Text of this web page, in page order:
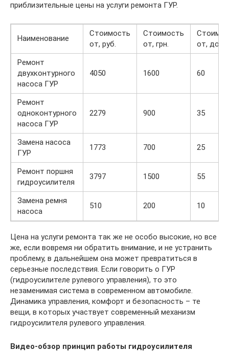
приблизительные цены на услуги ремонта ГУР.
Наименование
Стоимость
от, руб.
Стоимость
от, грн.
от, долл.
Ремонт
двухконтурного
насоса ГУР
4050 1600 60
Ремонт
одноконтурного
насоса ГУР
2279 900 35
Замена насоса
ГУР
1773 700 25
Ремонт поршня
гидроусилителя
3797 1500 55
Замена ремня
насоса
510 200 10
Цена на услуги ремонта так же не особо высокие, но все
же, если вовремя ни обратить внимание, и не устранить
проблему, в дальнейшем она может превратиться в
серьезные последствия. Если говорить о ГУР
(гидроусилителе рулевого управления), то это
незаменимая система в современном автомобиле.
Динамика управления, комфорт и безопасность – те
вещи, в которых участвует современный механизм
гидроусилителя рулевого управления.
Видео-обзор принцип работы гидроусилителя